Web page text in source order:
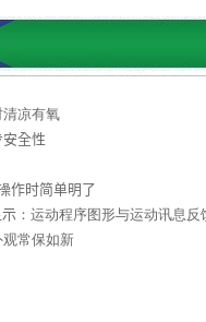
凉有氧
全性
作时简单明了
：运动程序图形与运动讯息反
常保如新